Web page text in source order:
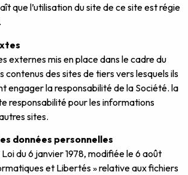
que l’utilisation du site de ce site est régie
externes mis en place dans le cadre du
contenus des sites de tiers vers lesquels ils
engager la responsabilité de la Société. la
responsabilité pour les informations
sites.
données personnelles
du 6 janvier 1978, modifiée le 6 août
et Libertés » relative aux fichiers